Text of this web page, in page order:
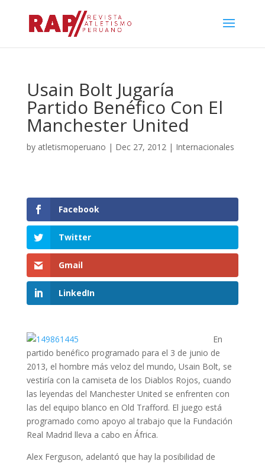
Usain Bolt Jugaría
Partido Benéfico Con El
Manchester United
by atletismoperuano | Dec 27, 2012| Internacionales
Facebook
Twitter
Gmail
LinkedIn
En
partido benéfico programado para el 3 de junio de
2013, el hombre más veloz del mundo, Usain Bolt, se
vestiría con la camiseta de los Diablos Rojos, cuando
las leyendas del Manchester United se enfrenten con
las del equipo blanco en Old Trafford. El juego está
programado como apoyo al trabajo que la Fundación
Real Madrid lleva a cabo en África.
Alex Ferguson, adelantó que hay la posibilidad de